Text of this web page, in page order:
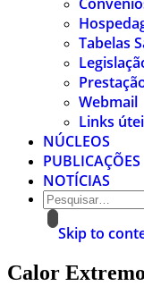
Tabelas
Webmail
Links
NÚCLEOS
PUBLICAÇÕES
NOTÍCIAS
Skip to
Calor Extremo